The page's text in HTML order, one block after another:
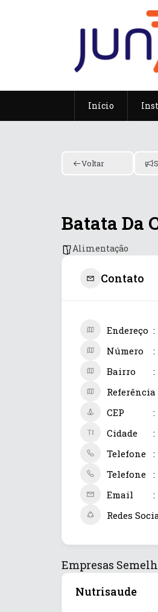
Início
Voltar
Batata Da
Alimentação
Contato
Endereço
Número
Bairro
Referência
CEP
Cidade
Telefone
Telefone
Email
Redes
Empresas
Nutrisaude